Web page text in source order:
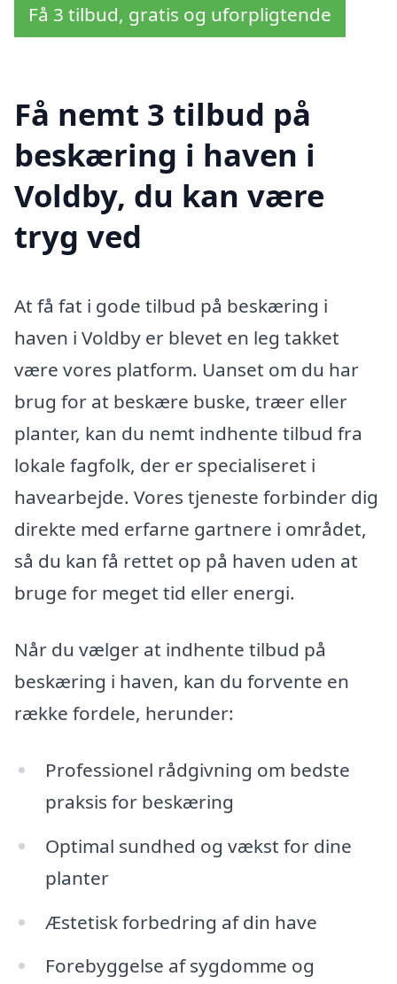
Få 3 tilbud, gratis og uforpligtende
Få nemt 3 tilbud på
beskæring i haven i
Voldby, du kan være
tryg ved
At få fat i gode tilbud på beskæring i
haven i Voldby er blevet en leg takket
være vores platform. Uanset om du har
brug for at beskære buske, træer eller
planter, kan du nemt indhente tilbud fra
lokale fagfolk, der er specialiseret i
havearbejde. Vores tjeneste forbinder dig
direkte med erfarne gartnere i området,
så du kan få rettet op på haven uden at
bruge for meget tid eller energi.
Når du vælger at indhente tilbud på
beskæring i haven, kan du forvente en
række fordele, herunder:
Professionel rådgivning om bedste
praksis for beskæring
Optimal sundhed og vækst for dine
planter
Æstetisk forbedring af din have
Forebyggelse af sygdomme og